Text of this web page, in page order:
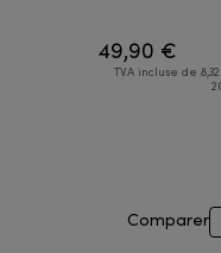
49,90 €
TVA incluse de
Comparer